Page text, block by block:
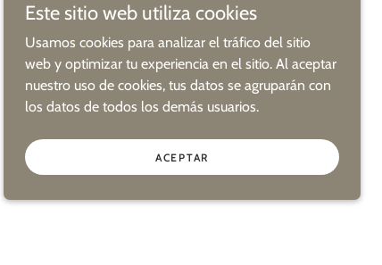
Este sitio web utiliza cookies
Usamos cookies para analizar el tráfico del sitio
web y optimizar tu experiencia en el sitio. Al aceptar
nuestro uso de cookies, tus datos se agruparán con
los datos de todos los demás usuarios.
ACEPTAR